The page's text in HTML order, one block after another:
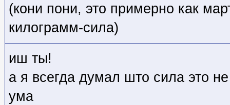
(кони пони, это примерно как
килограмм-сила)
иш ты!
а я всегда думал што сила это
ума